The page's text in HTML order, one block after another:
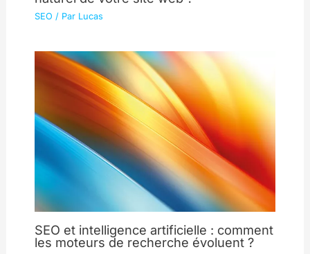
SEO / Par Lucas
SEO et intelligence artificielle : comment
les moteurs de recherche évoluent ?